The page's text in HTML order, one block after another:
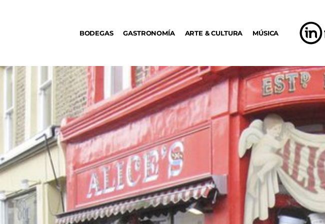
BODEGAS GASTRONOMÍA ARTE & CULTURA MÚSICA
MÚSICA
DÓNDE IR
TENDENCIAS
ARQ & DISEÑO
AGENDA